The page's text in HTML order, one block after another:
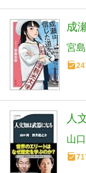
成
宮
人
山